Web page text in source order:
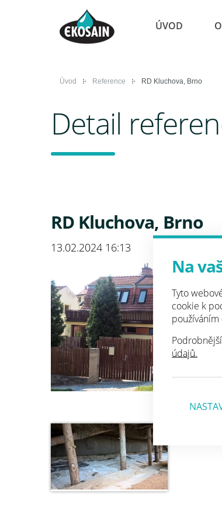
Na
Tyto
cookie k
používáním
údajů.
ÚVOD
Úvod Reference RD Kluchova, Brno
Detail
RD Kluchova, Brno
13.02.2024 16:13